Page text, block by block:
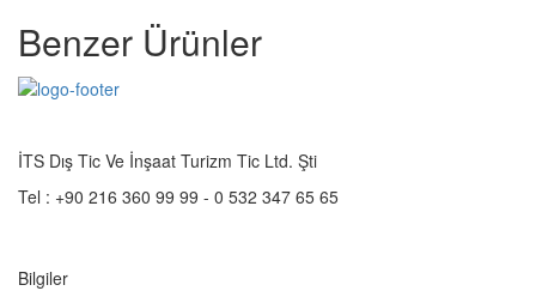
Benzer Ürünler
İTS Dış Tic Ve İnşaat Turizm Tic Ltd. Şti
Tel : +90 216 360 99 99 - 0 532 347 65 65
Bilgiler